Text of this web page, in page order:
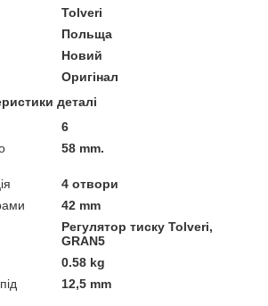
Tolveri
Польща
Новий
Оригінал
деталі
6
58 mm.
4 отвори
42 mm
Регулятор тиску Tolveri,
GRAN5
0.58 kg
12,5 mm